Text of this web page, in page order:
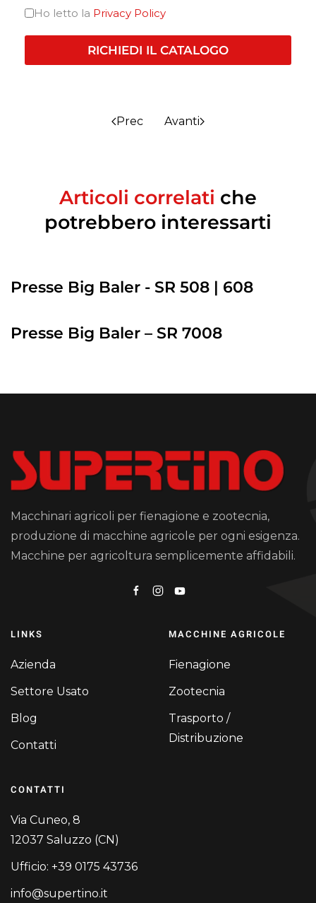
Ho letto la Privacy Policy
RICHIEDI IL CATALOGO
Prec Avanti
Articoli correlati che
potrebbero interessarti
Presse Big Baler - SR 508 | 608
Presse Big Baler – SR 7008
Macchinari agricoli per fienagione e zootecnia,
produzione di macchine agricole per ogni esigenza.
Macchine per agricoltura semplicemente affidabili.
LINKS
Azienda
Settore Usato
Blog
Contatti
MACCHINE AGRICOLE
Fienagione
Zootecnia
Trasporto /
Distribuzione
CONTATTI
Via Cuneo, 8
12037 Saluzzo (CN)
Ufficio: +39 0175 43736
info@supertino.it